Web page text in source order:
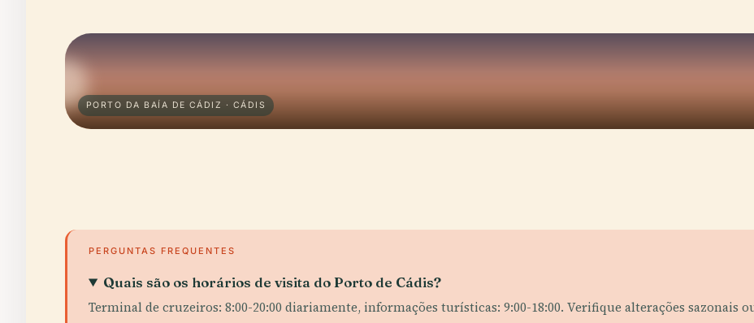
PORTO DA BAÍA DE CÁDIZ · CÁDIS
PERGUNTAS FREQUENTES
Quais são os horários de visita do Porto de Cádis?
Terminal de cruzeiros: 8:00-20:00 diariamente, informações turísticas: 9:00-18:00. Verifique alterações sazonais